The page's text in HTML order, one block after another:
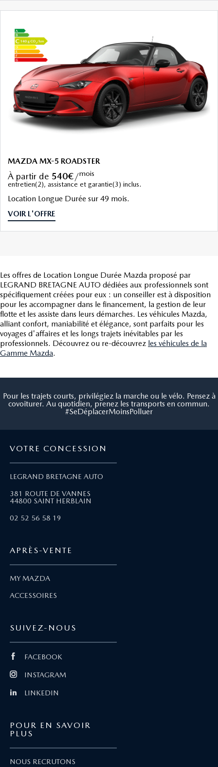
MAZDA MX-5 ROADSTER
à partir de 540€/mois
entretien(2), assistance et garantie(3) inclus.
Location Longue Durée sur 49 mois.
VOIR L'OFFRE
Les offres de Location Longue Durée Mazda proposé par
LEGRAND BRETAGNE AUTO dédiées aux professionnels sont
spécifiquement créées pour eux : un conseiller est à disposition
pour les accompagner dans le financement, la gestion de leur
flotte et les assiste dans leurs démarches. Les véhicules Mazda,
alliant confort, maniabilité et élégance, sont parfaits pour les
voyages d'affaires et les longs trajets inévitables par les
professionnels. Découvrez ou re-découvrez les véhicules de la
Gamme Mazda.
Pour les trajets courts, privilégiez la marche ou le vélo. Pensez à
covoiturer. Au quotidien, prenez les transports en commun.
#SeDéplacerMoinsPolluer
VOTRE CONCESSION
LEGRAND BRETAGNE AUTO
381 ROUTE DE VANNES
44800 SAINT HERBLAIN
02 52 56 58 19
APRÈS-VENTE
MY MAZDA
ACCESSOIRES
SUIVEZ-NOUS
FACEBOOK
INSTAGRAM
LINKEDIN
POUR EN SAVOIR
PLUS
NOUS RECRUTONS